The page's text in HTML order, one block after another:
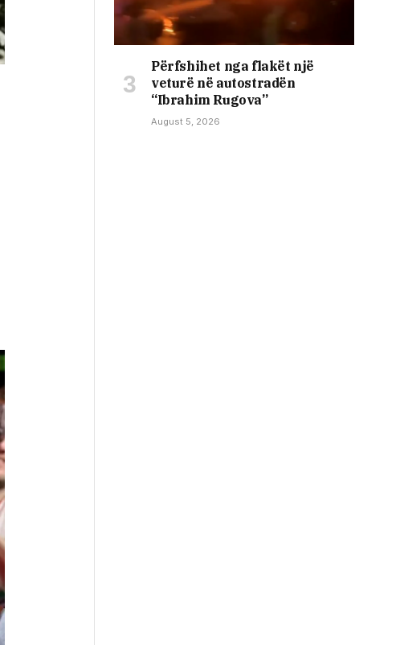
Përfshihet nga flakët një
veturë në autostradën
“Ibrahim Rugova”
August 5, 2026